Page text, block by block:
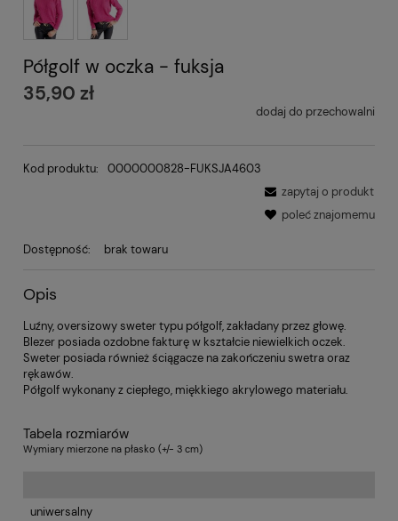
Półgolf w oczka - fuksja
35,90 zł
dodaj do przechowalni
Kod produktu:
0000000828-FUKSJA4603
zapytaj o produkt
poleć znajomemu
Dostępność: brak towaru
Opis
Luźny, oversizowy sweter typu półgolf, zakładany przez głowę.
Blezer posiada ozdobne fakturę w kształcie niewielkich oczek.
Sweter posiada również ściągacze na zakończeniu swetra oraz
rękawów.
Półgolf wykonany z ciepłego, miękkiego akrylowego materiału.
Tabela rozmiarów
Wymiary mierzone na płasko (+/- 3 cm)
uniwersalny